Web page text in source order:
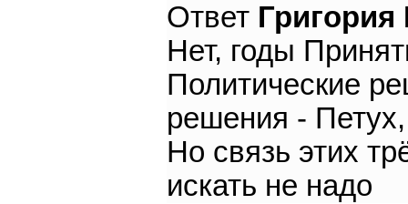
Ответ
Нет, годы
Политические
решения -
Но связь этих
искать не надо